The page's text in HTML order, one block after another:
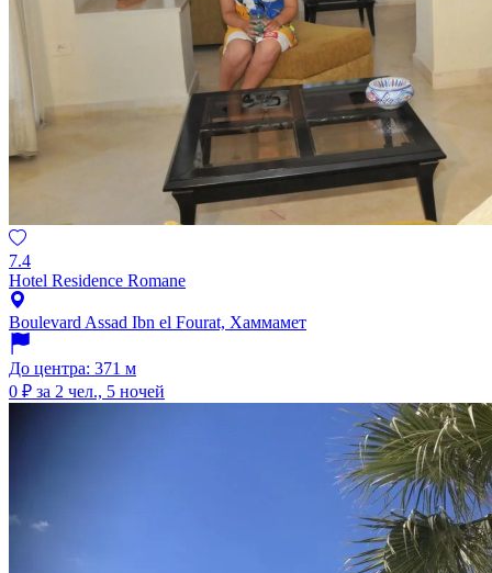
7.4
Hotel Residence Romane
Boulevard Assad Ibn el Fourat, Хаммамет
До центра: 371 м
0 ₽ за 2 чел., 5 ночей